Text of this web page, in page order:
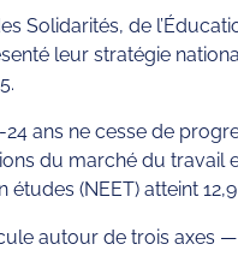
Solidarités, de
leur stratégie
ans ne cesse de
du marché du travail
(NEET) atteint 12,9
autour de trois